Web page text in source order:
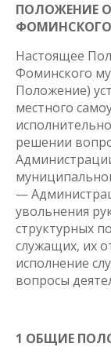
ПОЛОЖЕНИЕ
Настоящее
Фоминского
Положение)
местного
решении
—
увольнения
структурных
служащих, их
исполнение
вопросы
1 ОБЩИЕ